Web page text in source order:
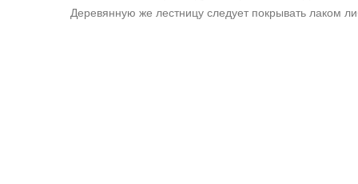
Деревянную же лестницу следует покрывать лаком